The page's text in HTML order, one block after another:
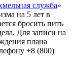
служба»
на 5 лет в
бросить пить
Для записи на
плана
+8 (800)